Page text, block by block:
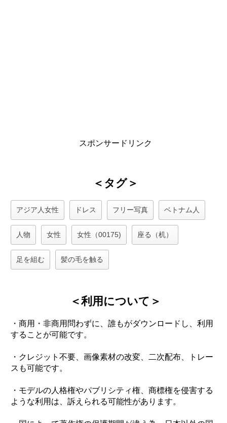
スポンサードリンク
＜タグ＞
アジア人女性 ドレス フリー写真 ベトナム人
人物 女性 女性（00175) 座る（机）
足を組む 髪の毛を触る
＜利用について＞
・商用・非商用問わずに、誰もがダウンロードし、利用
することが可能です。
・クレジット不要、画像素材の改変、二次配布、トレー
スも可能です。
・モデルの人格権やパブリシティ権、商標権を侵害する
ような利用は、訴えられる可能性があります。